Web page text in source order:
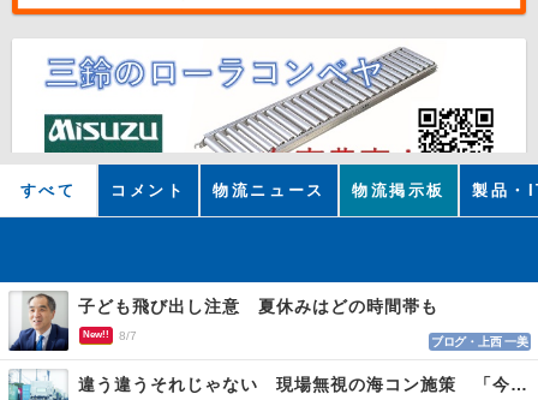
すべて コメント 物流ニュース 物流掲示板 製品・
子ども飛び出し注意 夏休みはどの時間帯も
New!! 8/7 ブログ・上西 一美
違う違うそれじゃない 現場無視の海コン施策 「今でも平均２～３時間は待つ」